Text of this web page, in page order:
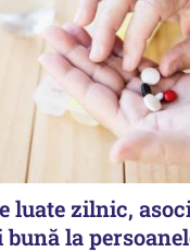
zilnic,
la